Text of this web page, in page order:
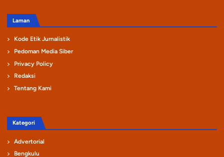
Laman
Kode Etik Jurnalistik
Pedoman Media Siber
Privacy Policy
Redaksi
Tentang Kami
Kategori
Advertorial
Bengkulu